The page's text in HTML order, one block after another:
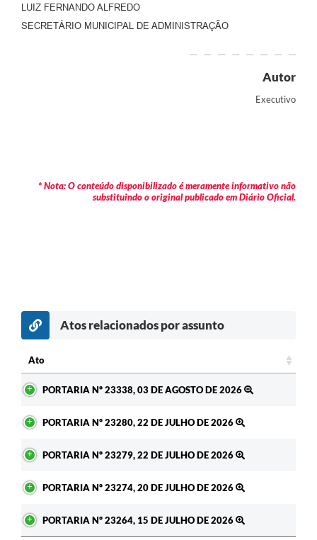
LUIZ FERNANDO ALFREDO
SECRETÁRIO MUNICIPAL DE ADMINISTRAÇÃO
Autor
Executivo
* Nota: O conteúdo disponibilizado é meramente informativo não
substituindo o original publicado em Diário Oficial.
Atos relacionados por assunto
Ato
PORTARIA Nº 23338, 03 DE AGOSTO DE 2026
PORTARIA Nº 23280, 22 DE JULHO DE 2026
PORTARIA Nº 23279, 22 DE JULHO DE 2026
PORTARIA Nº 23274, 20 DE JULHO DE 2026
PORTARIA Nº 23264, 15 DE JULHO DE 2026